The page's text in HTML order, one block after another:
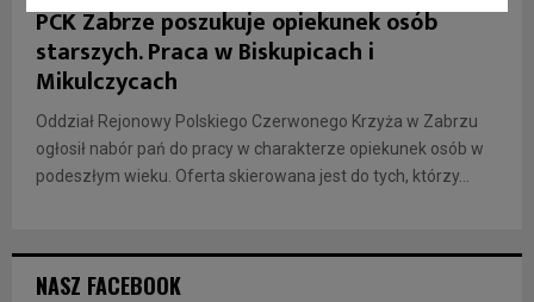
PCK Zabrze poszukuje opiekunek osób
starszych. Praca w Biskupicach i
Mikulczycach
Oddział Rejonowy Polskiego Czerwonego Krzyża w Zabrzu
ogłosił nabór pań do pracy w charakterze opiekunek osób w
podeszłym wieku. Oferta skierowana jest do tych, którzy...
NASZ FACEBOOK